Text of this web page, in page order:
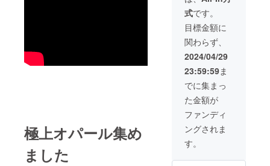
極上オパール集め
ました
ルース
ケース
代・送
料代・
税込み
の価格
となり
ます。
※ルース
ケース
は掲載
写真の
物とは
異なる
す。 ※
式です。
目標金額に
関わらず、
2024/04/29
23:59:59ま
でに集まっ
た金額が
ファンディ
ングされま
す。